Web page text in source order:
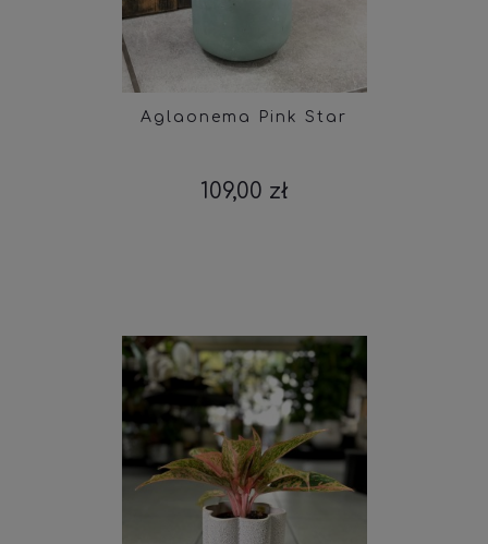
Aglaonema Pink Star
109,00 zł